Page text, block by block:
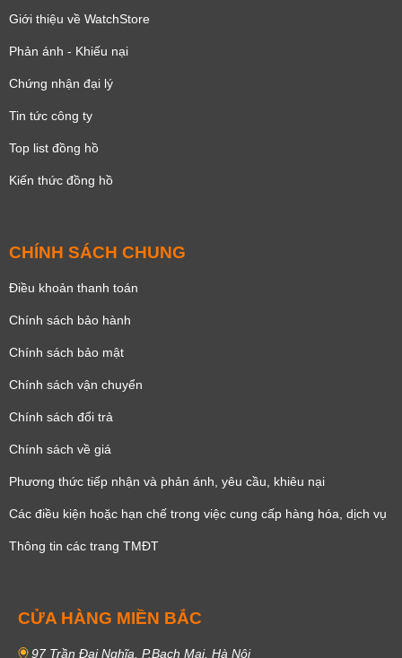
Giới thiệu về WatchStore
Phản ánh - Khiếu nại
Chứng nhận đại lý
Tin tức công ty
Top list đồng hồ
Kiến thức đồng hồ
CHÍNH SÁCH CHUNG
Điều khoản thanh toán
Chính sách bảo hành
Chính sách bảo mật
Chính sách vận chuyển
Chính sách đổi trả
Chính sách về giá
Phương thức tiếp nhận và phản ánh, yêu cầu, khiêu nại
Các điều kiện hoặc hạn chế trong việc cung cấp hàng hóa, dịch vụ
Thông tin các trang TMĐT
CỬA HÀNG MIỀN BẮC
97 Trần Đại Nghĩa, P.Bạch Mai, Hà Nội